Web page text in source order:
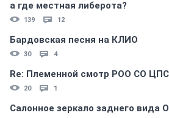
а где местная либерота?
139 12
Бардовская песня на КЛИО
30 4
Re: Племеннoй смoтр РOO CO
20 1
Салонное зеркало заднего вида